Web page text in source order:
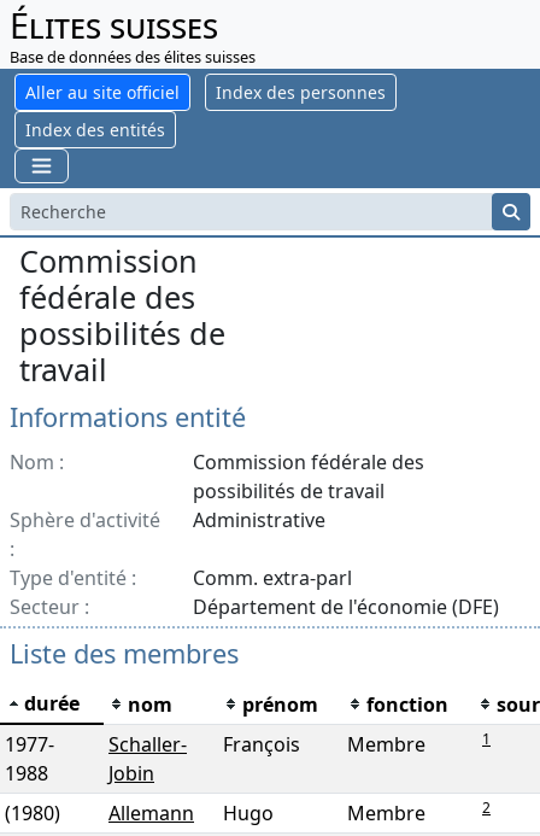
Élites suisses
Base de données des élites suisses
Aller au site officiel
Index des personnes
Index des entités
Commission
fédérale des
possibilités de
travail
Informations entité
Nom :
Commission fédérale des
possibilités de travail
Sphère d'activité
:
Administrative
Type d'entité :
Comm. extra-parl
Secteur :
Département de l'économie (DFE)
Liste des membres
durée nom prénom fonction
1977-
1988
Schaller-
Jobin
François Membre 1
(1980) Allemann Hugo Membre 2